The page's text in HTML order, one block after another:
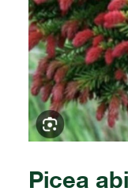
Picea